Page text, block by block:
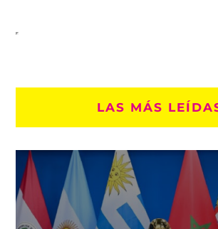
LAS MÁS